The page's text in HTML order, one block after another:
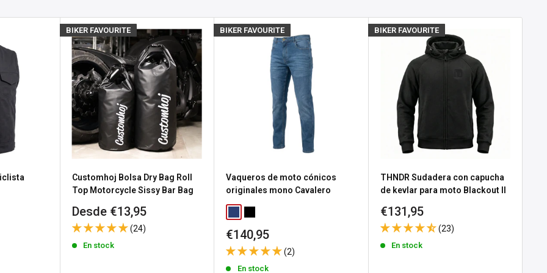
para obtener
el estado de stock se
porque necesitas
de envío de
productos
BIKER FAVOURITE
Customhoj Bolsa Dry Bag Roll
Top Motorcycle Sissy Bar Bag
Precio
de
venta
Desde €13,95
(24)
En stock
BIKER FAVOURITE
Vaqueros de moto cónicos
originales mono Cavalero
Precio
de
venta
€140,95
(2)
En stock
BIKER FAVOURITE
THNDR Sudadera con capucha
de kevlar para moto Blackout II
Precio
de
venta
€131,95
(23)
En stock